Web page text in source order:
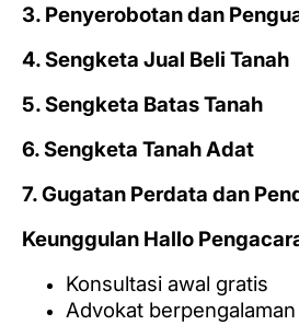
3. Penyerobotan dan
4. Sengketa Jual Beli Tanah
5. Sengketa Batas Tanah
6. Sengketa Tanah Adat
7. Gugatan Perdata dan
Keunggulan Hallo
Konsultasi awal gratis
Advokat